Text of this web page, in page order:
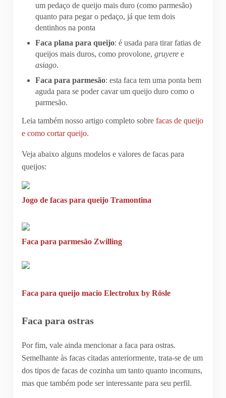
um pedaço de queijo mais duro (como parmesão)
quanto para pegar o pedaço, já que tem dois
dentinhos na ponta
Faca plana para queijo: é usada para tirar fatias de
queijos mais duros, como provolone,gruyere e
asiago.
Faca para parmesão: esta faca tem uma ponta bem
aguda para se poder cavar um queijo duro como o
parmesão.
Leia também nosso artigo completo sobre facas de queijo
e como cortar queijo.
Veja abaixo alguns modelos e valores de facas para
queijos:
Jogo de facas para queijo Tramontina
Faca para parmesão Zwilling
Faca para queijo macio Electrolux by Rösle
Faca para ostras
Por fim, vale ainda mencionar a faca para ostras.
Semelhante às facas citadas anteriormente, trata-se de um
dos tipos de facas de cozinha um tanto quanto incomuns,
mas que também pode ser interessante para seu perfil.